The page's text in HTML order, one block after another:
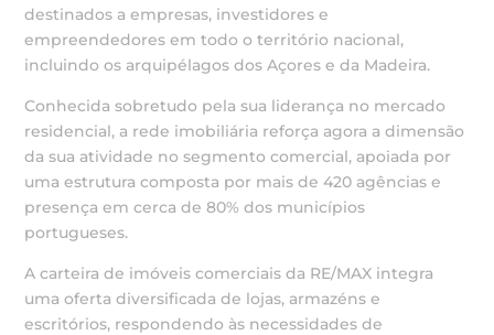
destinados a empresas, investidores e
empreendedores em todo o território nacional,
incluindo os arquipélagos dos Açores e da Madeira.
Conhecida sobretudo pela sua liderança no mercado
residencial, a rede imobiliária reforça agora a dimensão
da sua atividade no segmento comercial, apoiada por
uma estrutura composta por mais de 420 agências e
presença em cerca de 80% dos municípios
portugueses.
A carteira de imóveis comerciais da RE/MAX integra
uma oferta diversificada de lojas, armazéns e
escritórios, respondendo às necessidades de